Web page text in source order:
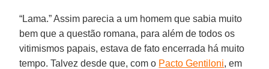
“Lama.” Assim parecia a um homem que sabia muito
bem que a questão romana, para além de todos os
vitimismos papais, estava de fato encerrada há muito
tempo. Talvez desde que, com o Pacto Gentiloni, em